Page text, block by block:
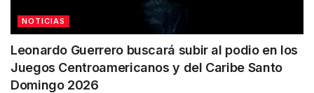
NOTICIAS
Leonardo Guerrero buscará subir al podio en los
Juegos Centroamericanos y del Caribe Santo
Domingo 2026